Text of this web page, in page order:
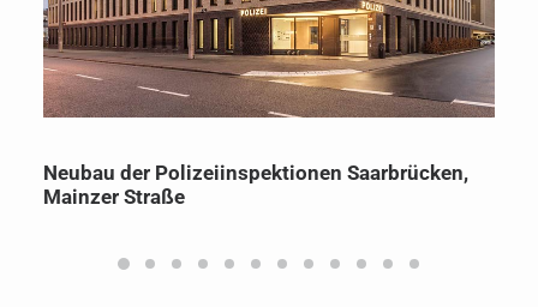
Neubau der Polizeiinspektionen Saarbrücken,
Mainzer Straße